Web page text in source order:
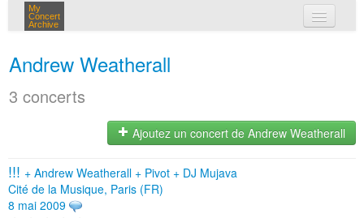
My
Concert
Archive
Andrew Weatherall
3 concerts
Ajoutez un concert de Andrew Weatherall
!!! + Andrew Weatherall + Pivot + DJ Mujava
Cité de la Musique, Paris (FR)
8 mai 2009